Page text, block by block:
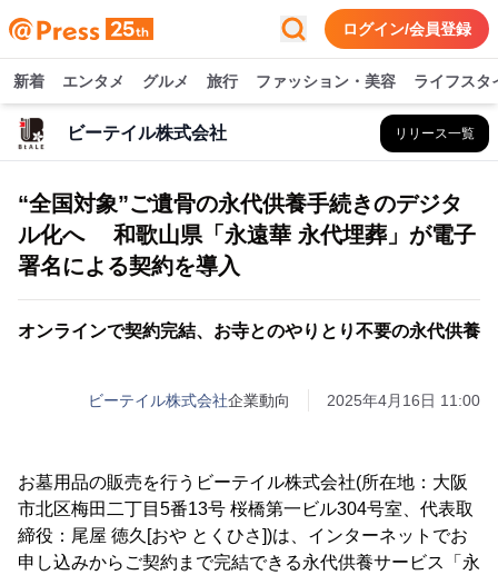
ログイン/会員登録
新着 エンタメ グルメ 旅行 ファッション・美容 ライフスタ
ビーテイル株式会社 リリース一覧
“全国対象”ご遺骨の永代供養手続きのデジタ
ル化へ 和歌山県「永遠華 永代埋葬」が電子
署名による契約を導入
オンラインで契約完結、お寺とのやりとり不要の永代供養
ビーテイル株式会社企業動向 2025年4月16日 11:00
お墓用品の販売を行うビーテイル株式会社(所在地：大阪
市北区梅田二丁目5番13号 桜橋第一ビル304号室、代表取
締役：尾屋 徳久[おや とくひさ])は、インターネットでお
申し込みからご契約まで完結できる永代供養サービス「永